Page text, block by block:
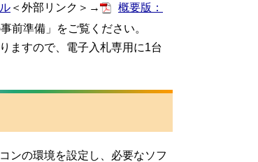
＜外部リンク＞ →
概要版：
準備」をご覧ください。
ますので、電子入札専用に1台
ンの環境を設定し、必要なソフ